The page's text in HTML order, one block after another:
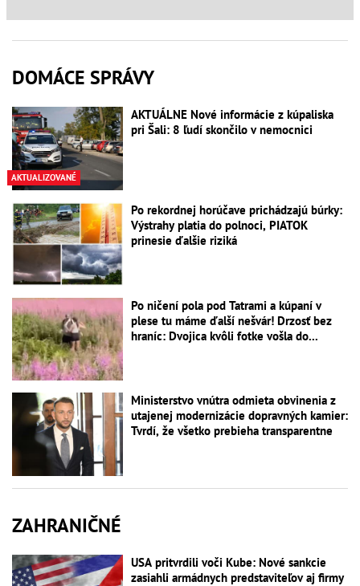
DOMÁCE SPRÁVY
AKTUALIZOVANÉ
AKTUÁLNE Nové informácie z kúpaliska
pri Šali: 8 ľudí skončilo v nemocnici
Po rekordnej horúčave prichádzajú búrky:
Výstrahy platia do polnoci, PIATOK
prinesie ďalšie riziká
Po ničení pola pod Tatrami a kúpaní v
plese tu máme ďalší nešvár! Drzosť bez
hraníc: Dvojica kvôli fotke vošla do...
Ministerstvo vnútra odmieta obvinenia z
utajenej modernizácie dopravných kamier:
Tvrdí, že všetko prebieha transparentne
ZAHRANIČNÉ
USA pritvrdili voči Kube: Nové sankcie
zasiahli armádnych predstaviteľov aj firmy